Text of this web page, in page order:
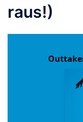
raus!)